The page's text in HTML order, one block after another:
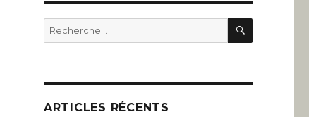
Recherche
pour
ARTICLES RÉCENTS